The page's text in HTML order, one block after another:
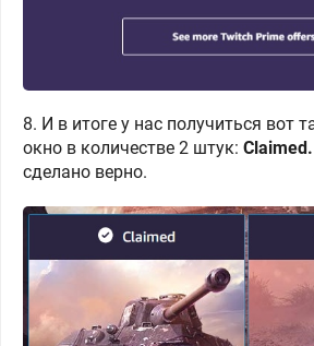
8. И в итоге у нас получиться вот
окно в количестве 2 штук: Claimed.
сделано верно.